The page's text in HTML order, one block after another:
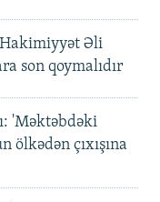
Əli
son qoymalıdır
'Məktəbdəki
ölkədən çıxışına